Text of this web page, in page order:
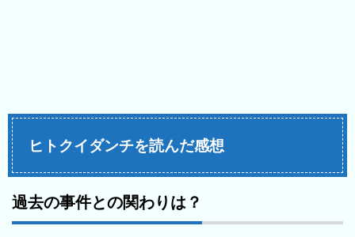
ヒトクイダンチを読んだ感想
過去の事件との関わりは？